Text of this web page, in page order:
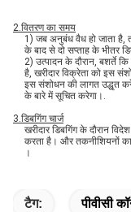
2.वितरण का समय
1) जब अनुबंध वैध हो जाता है,
के बाद से दो सप्ताह के भीतर
2) उत्पादन के दौरान, बशर्ते
है, खरीदार विक्रेता को इस
इस संशोधन की लागत उद्धृत
के बारे में सूचित करेगा।.
3.डिबगिंग चार्ज
खरीदार डिबगिंग के दौरान
करता है। और तकनीशियनों का
।
टैग: पीवीसी